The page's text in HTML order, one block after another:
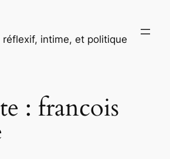
intime, et politique
: francois